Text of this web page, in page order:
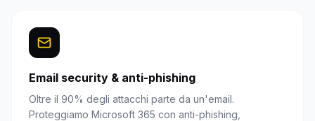
Email security & anti-phishing
Oltre il 90% degli attacchi parte da un'email.
Proteggiamo Microsoft 365 con anti-phishing,